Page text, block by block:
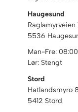
Haugesund
Raglamyrveien
5536
Man-Fre:
Lør: Stengt
Stord
Hatlandsmyro 8
5412 Stord